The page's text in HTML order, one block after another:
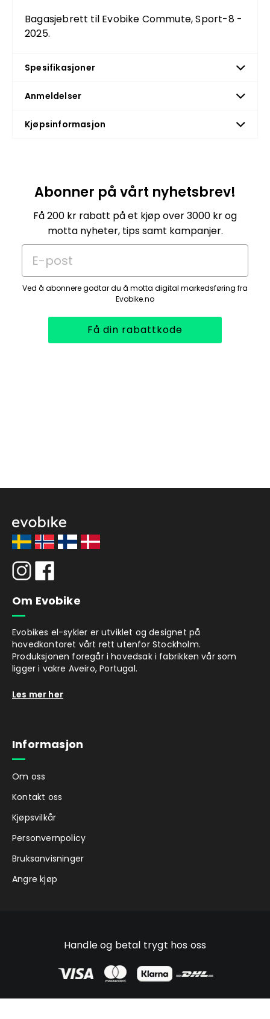
Bagasjebrett til Evobike Commute, Sport-8 -
2025.
Spesifikasjoner
Anmeldelser
Kjøpsinformasjon
Abonner på vårt nyhetsbrev!
Få 200 kr rabatt på et kjøp over 3000 kr og
motta nyheter, tips samt kampanjer.
E-post
Ved å abonnere godtar du å motta digital markedsføring fra
Evobike.no
Få din rabattkode
Om Evobike
Evobikes el-sykler er utviklet og designet på
hovedkontoret vårt rett utenfor Stockholm.
Produksjonen foregår i hovedsak i fabrikken vår som
ligger i vakre Aveiro, Portugal.
Les mer her
Informasjon
Om oss
Kontakt oss
Kjøpsvilkår
Personvernpolicy
Bruksanvisninger
Angre kjøp
Handle og betal trygt hos oss